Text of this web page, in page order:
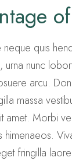
neque quis
urna nunc
arcu.
massa
amet. Morbi
fringilla